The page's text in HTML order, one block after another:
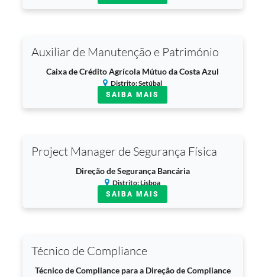
Auxiliar de Manutenção e Património
Caixa de Crédito Agrícola Mútuo da Costa Azul
Distrito: Setúbal
SAIBA MAIS
Project Manager de Segurança Física
Direção de Segurança Bancária
Distrito: Lisboa
SAIBA MAIS
Técnico de Compliance
Técnico de Compliance para a Direção de Compliance